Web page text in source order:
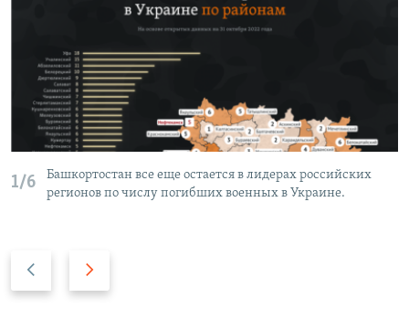
1/6
Башкортостан все еще остается в лидерах российских
регионов по числу погибших военных в Украине.